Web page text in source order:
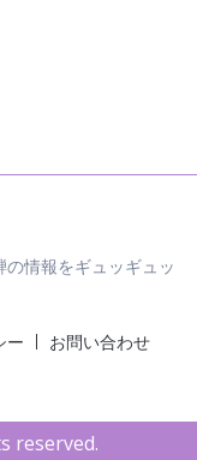
情報をギュッギュッ
ー お問い合わせ
reserved.